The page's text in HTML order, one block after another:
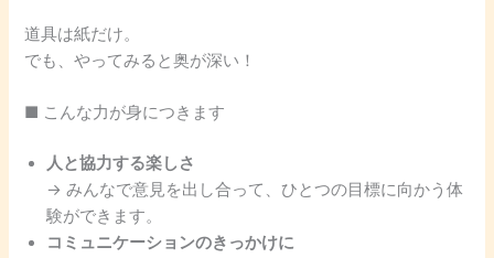
道具は紙だけ。
でも、やってみると奥が深い！
■ こんな力が身につきます
人と協力する楽しさ
→ みんなで意見を出し合って、ひとつの目標に向かう体
験ができます。
コミュニケーションのきっかけに